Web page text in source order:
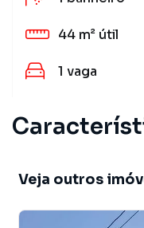
44 m² útil
1 vaga
Veja outros